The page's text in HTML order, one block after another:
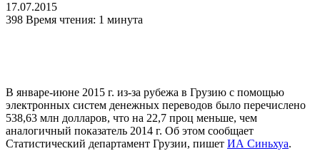
17.07.2015
398 Время чтения: 1 минута
В январе-июне 2015 г. из-за рубежа в Грузию с помощью
электронных систем денежных переводов было перечислено
538,63 млн долларов, что на 22,7 проц меньше, чем
аналогичный показатель 2014 г. Об этом сообщает
Статистический департамент Грузии, пишет ИА Синьхуа.